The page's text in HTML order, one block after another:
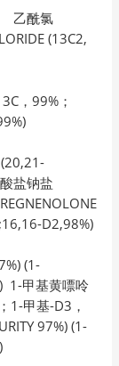
乙酰氯
(13C2,
，99%；
(20,21-
盐钠盐
D2,98%)
(1-
1-甲基黄嘌呤
1-甲基-D3，
97%) (1-